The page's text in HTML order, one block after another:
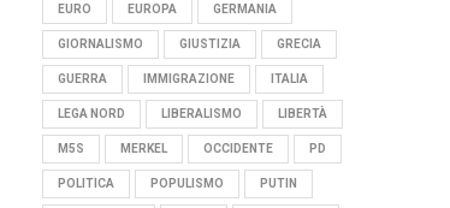
EURO EUROPA GERMANIA
GIORNALISMO GIUSTIZIA GRECIA
GUERRA IMMIGRAZIONE ITALIA
LEGA NORD LIBERALISMO LIBERTÀ
M5S MERKEL OCCIDENTE PD
POLITICA POPULISMO PUTIN